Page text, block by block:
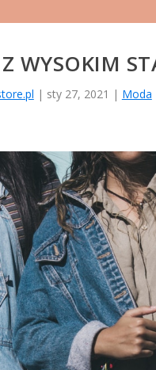
Z WYSOKIM
| sty 27, 2021 | Moda